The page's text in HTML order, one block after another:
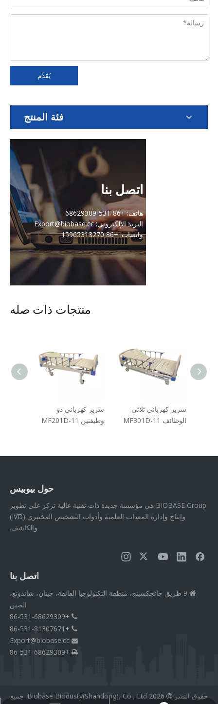
يُقدِّم
فئة المنتج
اتصل بنا
هاتف: +86-531-68629309
البريد الإلكتروني: Export@biobase.cc
واتساب: +86 15965313270
منتجات ذات صله
سرير كهربائي ذو
وظيفتين MF201D-11
سرير كهربائي ثلاثي
الوظائف MF301D-11
حول بيوبيس
BIOBASE Group هي مؤسسة جديدة ذات تقنية عالية تركز على تطوير
وإنتاج وإدارة المعدات العلمية وأدوات التشخيص المختبري (IVD)
والكاشف.
اتصل بنا

9 طريق جانجكسينج، منطقة التكنولوجيا الفائقة، جينان، شاندونغ،
الصين

+86-531-68629309

+86-531-81307671

Export@biobase.cc

+86-531-68629309
حقوق النشر
2026 Biobase Biodusty(Shandong), Co., Ltd. جميع